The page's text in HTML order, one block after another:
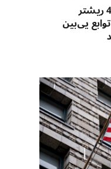
زمین‌لرزه‌ای به بزرگی 4.9 ریشتر
یی‌بین